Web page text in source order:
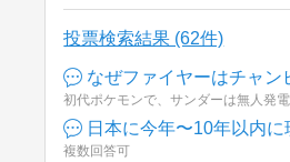
投票検索結果 (62件)
なぜファイヤーはチャ
日本に今年〜10年以内
複数回答可